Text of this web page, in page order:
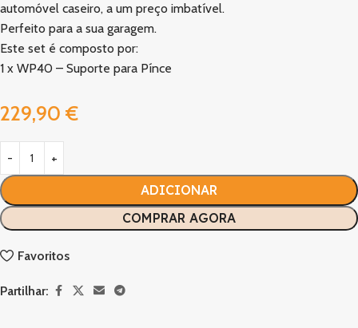
automóvel caseiro, a um preço imbatível.
Perfeito para a sua garagem.
Este set é composto por:
1 x WP40 – Suporte para Pínce
229,90 €
ADICIONAR
COMPRAR AGORA
Favoritos
Partilhar: